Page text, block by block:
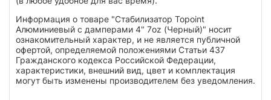
Информация о товаре "Стабилизатор Topoint
Алюминиевый с дамперами 4" 7oz (Черный)" носит
ознакомительный характер, и не является публичной
офертой, определяемой положениями Статьи 437
Гражданского кодекса Российской Федерации,
характеристики, внешний вид, цвет и комплектация
могут быть изменены производителем без уведомления.